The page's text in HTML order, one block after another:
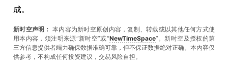
成。
新时空声明： 本内容为新时空原创内容，复制、转载或以其他任何方式使
用本内容，须注明来源“新时空”或“NewTimeSpace”。新时空及授权的第
三方信息提供者竭力确保数据准确可靠，但不保证数据绝对正确。本內容仅
供参考，不构成任何投资建议，交易风险自担。